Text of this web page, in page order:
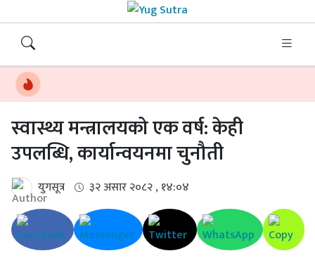
स्वास्थ्य मन्त्रालयको एक वर्ष: केही
उपलब्धि, कार्यान्वयनमा चुनौती
युगसूत्र ३२ असार २०८२ , १४:०४